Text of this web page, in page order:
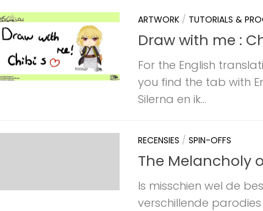
ARTWORK / TUTORIALS &
Draw with me :
For the English
you find the tab with
Silerna en ik...
RECENSIES / SPIN-OFFS
The Melancholy
Is misschien wel de
verschillende